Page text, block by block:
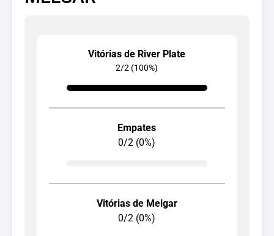
Vitórias de River Plate
2/2 (100%)
Empates
0/2 (0%)
Vitórias de Melgar
0/2 (0%)